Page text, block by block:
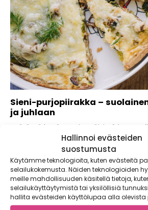
Hallinnoi evästeiden
suostumusta
Käytämme teknologioita, kuten evästeitä
selailukokemusta. Näiden teknologioiden
meille mahdollisuuden käsitellä tietoja,
selailukäyttäytymistä tai yksilöllisiä
hallita evästeiden käyttölupaa alla olevista
Sieni-purjopiirakka –
ja juhlaan
Pyöräytä kesän ensimmäisistä
purjopiirakka, joka sopii arkeen kuin
piirakan kanssa ihanan...